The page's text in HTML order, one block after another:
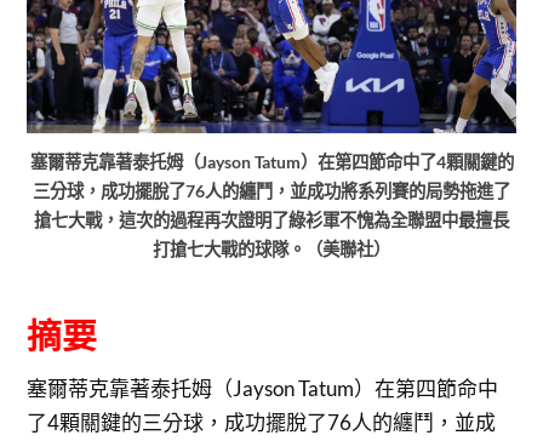
塞爾蒂克靠著泰托姆（Jayson Tatum）在第四節命中了4顆關鍵的
三分球，成功擺脫了76人的纏鬥，並成功將系列賽的局勢拖進了
搶七大戰，這次的過程再次證明了綠衫軍不愧為全聯盟中最擅長
打搶七大戰的球隊。（美聯社）
摘要
塞爾蒂克靠著泰托姆（Jayson Tatum）在第四節命中
了4顆關鍵的三分球，成功擺脫了76人的纏鬥，並成